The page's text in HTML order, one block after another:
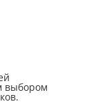
выбором